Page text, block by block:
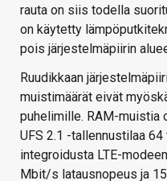
rauta on siis todella
on käytetty
pois järjestelmäpiirin
Ruudikkaan
muistimäärät eivät
puhelimille. RAM-muistia
UFS 2.1 -tallennustilaa
integroidusta LTE-
Mbit/s latausnopeus ja